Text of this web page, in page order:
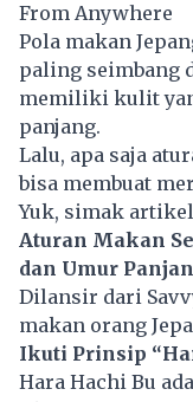
From Anywhere
Pola makan
paling seimbang
memiliki kulit
panjang.
Lalu, apa saja
bisa membuat
Yuk, simak
Aturan Makan
dan Umur
Dilansir dari
makan orang
Ikuti Prinsip
Hara Hachi Bu